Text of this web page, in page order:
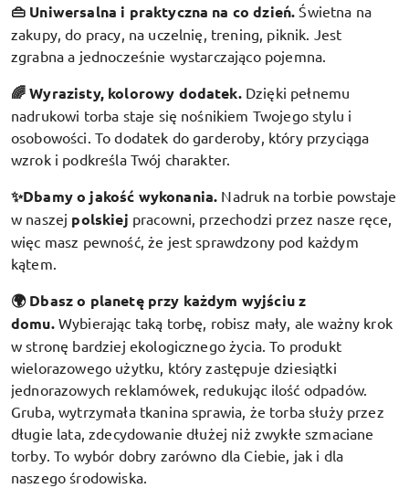
👜 Uniwersalna i praktyczna na co dzień. Świetna na
zakupy, do pracy, na uczelnię, trening, piknik. Jest
zgrabna a jednocześnie wystarczająco pojemna.
🌈 Wyrazisty, kolorowy dodatek. Dzięki pełnemu
nadrukowi torba staje się nośnikiem Twojego stylu i
osobowości. To dodatek do garderoby, który przyciąga
wzrok i podkreśla Twój charakter.
✨Dbamy o jakość wykonania. Nadruk na torbie powstaje
w naszej polskiej pracowni, przechodzi przez nasze ręce,
więc masz pewność, że jest sprawdzony pod każdym
kątem.
🌍 Dbasz o planetę przy każdym wyjściu z
domu. Wybierając taką torbę, robisz mały, ale ważny krok
w stronę bardziej ekologicznego życia. To produkt
wielorazowego użytku, który zastępuje dziesiątki
jednorazowych reklamówek, redukując ilość odpadów.
Gruba, wytrzymała tkanina sprawia, że torba służy przez
długie lata, zdecydowanie dłużej niż zwykłe szmaciane
torby. To wybór dobry zarówno dla Ciebie, jak i dla
naszego środowiska.